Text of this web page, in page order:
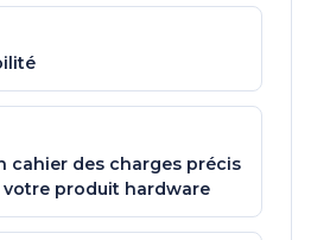
cahier des charges précis
produit hardware